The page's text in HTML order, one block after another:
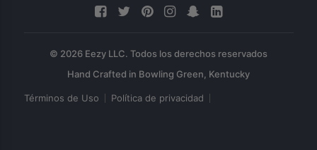
© 2026 Eezy LLC. Todos los derechos reservados
Términos de Uso Política de privacidad